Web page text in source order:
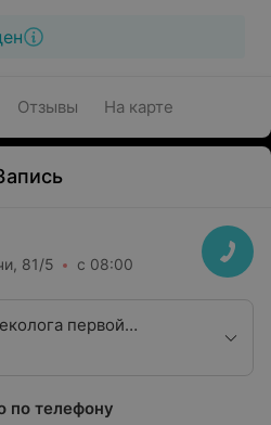
Отзывы На карте
81/5 с 08:00
первой
по телефону